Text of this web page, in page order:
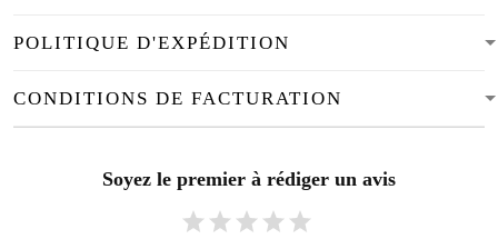
POLITIQUE D'EXPÉDITION
CONDITIONS DE FACTURATION
Soyez le premier à rédiger un avis